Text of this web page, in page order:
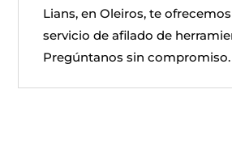
Lians, en Oleiros, te
servicio de afilado de
Pregúntanos sin compromiso.